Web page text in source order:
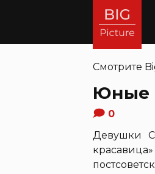
Смотрите
Юные
0
Девушки